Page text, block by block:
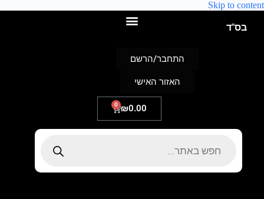
Skip to content
בס"ד
₪0.00
0
התחבר/הרשם
האזור האישי